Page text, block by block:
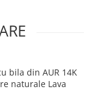
bila din AUR 14K
naturale Lava